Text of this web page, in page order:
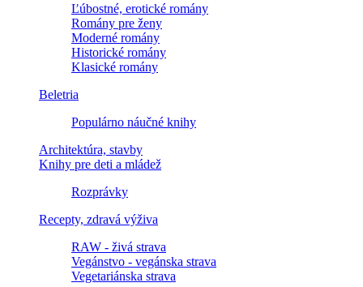
Ľúbostné, erotické romány
Romány pre ženy
Moderné romány
Historické romány
Klasické romány
Beletria
Populárno náučné knihy
Architektúra, stavby
Knihy pre deti a mládež
Rozprávky
Recepty, zdravá výživa
RAW - živá strava
Vegánstvo - vegánska strava
Vegetariánska strava